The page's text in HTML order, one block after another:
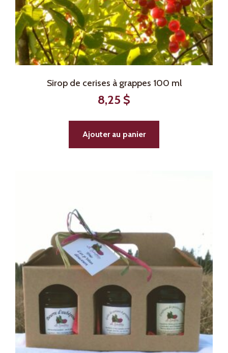
Sirop de cerises à grappes 100 ml
8,25 $
Ajouter au panier